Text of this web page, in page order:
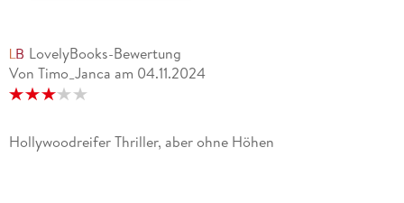
LovelyBooks-Bewertung
Von Timo_Janca am 04.11.2024
Hollywoodreifer Thriller, aber ohne Höhen